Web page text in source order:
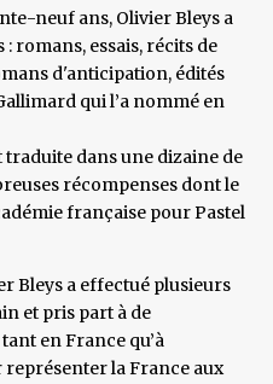
neuf ans, Olivier Bleys a
romans, essais, récits de
d'anticipation, édités
qui l’a nommé en
traduite dans une dizaine de
récompenses dont le
française pour Pastel
Bleys a effectué plusieurs
et pris part à de
en France qu’à
représenter la France aux